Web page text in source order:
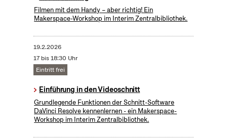
Filmen mit dem Handy – aber richtig! Ein
Makerspace-Workshop im Interim Zentralbibliothek.
19.2.2026
17 bis 18:30 Uhr
Eintritt frei
Einführung in den Videoschnitt
Grundlegende Funktionen der Schnitt-Software
DaVinci Resolve kennenlernen - ein Makerspace-
Workshop im Interim Zentralbibliothek.